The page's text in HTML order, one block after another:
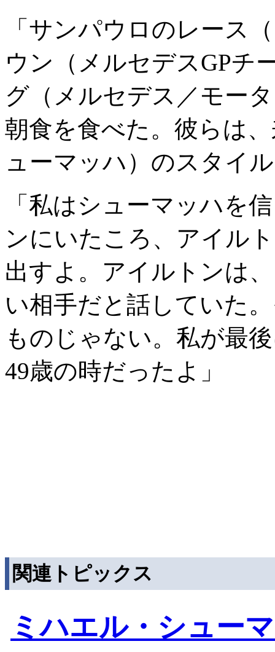
「サンパウロのレース
ウン（メルセデスGPチ
グ（メルセデス／モー
朝食を食べた。彼らは
ューマッハ）のスタイ
「私はシューマッハを
ンにいたころ、アイル
出すよ。アイルトンは
い相手だと話していた
ものじゃない。私が最
49歳の時だったよ」
関連トピックス
ミハエル・シュー